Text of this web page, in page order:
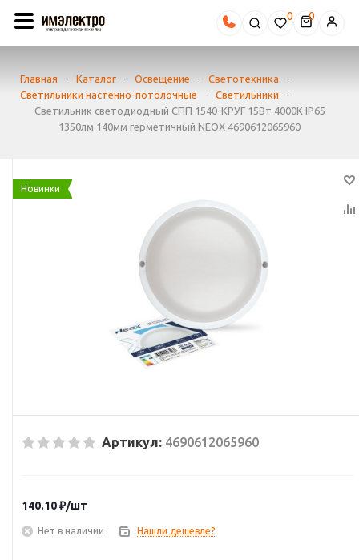
0
Главная - Каталог - Освещение - Светотехника
-
Светильники настенно-потолочные
- Светильники
-
Светильник светодиодный СПП 1540-КРУГ 15Вт 4000К IP65
1350лм 140мм герметичный NEOX 4690612065960
Новинки
Артикул: 4690612065960
140.10₽/шт
Нет в наличии Нашли дешевле?